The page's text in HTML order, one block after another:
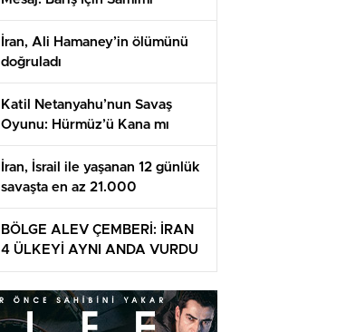
Değilsiniz?
İran, Ali Hamaney’in ölümünü
doğruladı
Katil Netanyahu’nun Savaş
Oyunu: Hürmüz’ü Kana mı
Bulayacaklar?
İran, İsrail ile yaşanan 12 günlük
savaşta en az 21.000
‘şüpheliyi’ gözaltına aldığını
açıkladı
BÖLGE ALEV ÇEMBERİ: İRAN
4 ÜLKEYİ AYNI ANDA VURDU
– SİYONİZMİN “GÜVENLİK”
DUVARLARI ÇATLIYOR!